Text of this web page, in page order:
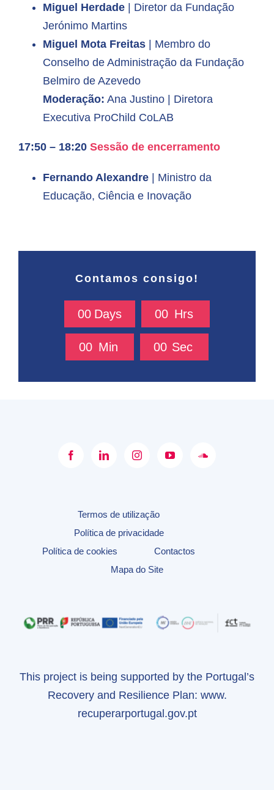
Miguel Herdade| Diretor da Fundação
Jerónimo Martins
Miguel Mota Freitas| Membro do
Conselho de Administração da Fundação
Belmiro de Azevedo
Moderação: Ana Justino | Diretora
Executiva ProChild CoLAB
17:50 – 18:20 Sessão de encerramento
Fernando Alexandre| Ministro da
Educação, Ciência e Inovação
Contamos consigo!
00 Days 00 Hrs
00 Min 00 Sec
Termos de utilização
Política de privacidade
Política de cookies
Contactos
Mapa do Site
This project is being supported by the Portugal’s
Recovery and Resilience Plan: www.
recuperarportugal.gov.pt